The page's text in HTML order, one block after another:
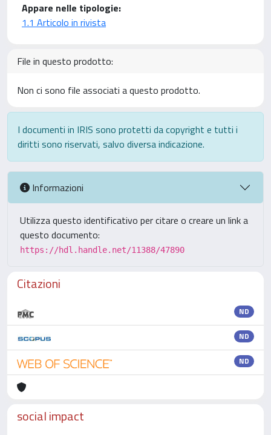
Appare nelle tipologie:
1.1 Articolo in rivista
File in questo prodotto:
Non ci sono file associati a questo prodotto.
I documenti in IRIS sono protetti da copyright e tutti i
diritti sono riservati, salvo diversa indicazione.
Informazioni
Utilizza questo identificativo per citare o creare un link a
questo documento:
https://hdl.handle.net/11388/47890
Citazioni
ND
ND
ND
social impact